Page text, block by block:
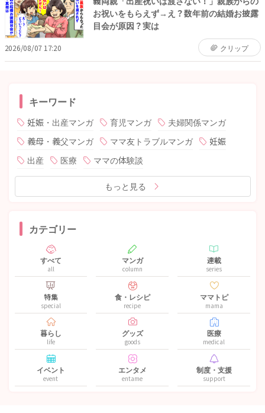
お祝いをもらえず→え？数年前の結婚お披露
目会が原因？実は
2026/08/07 17:20 クリップ
キーワード
妊娠・出産マンガ 育児マンガ
夫婦関係マンガ
義母・義父マンガ
ママ友トラブルマンガ
妊娠
出産
医療 ママの体験談
もっと見る
カテゴリー
すべて
all
マンガ
column
連載
series
特集
special
食・レシピ
recipe
ママトピ
mama
暮らし
life
グッズ
goods
医療
medical
イベント
event
エンタメ
entame
制度・支援
support